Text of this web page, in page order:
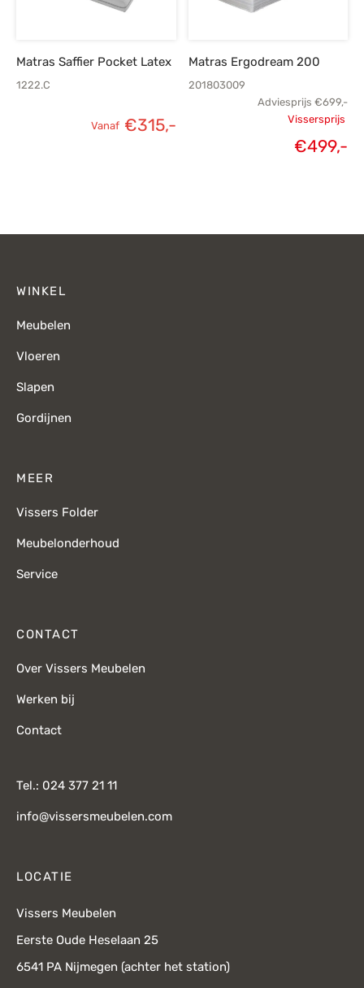
Matras Saffier Pocket Latex
1222.C
Vanaf €315,-
Matras Ergodream 200
201803009
Adviesprijs €699,-
Vissersprijs
€499,-
WINKEL
Meubelen
Vloeren
Slapen
Gordijnen
MEER
Vissers Folder
Meubelonderhoud
Service
CONTACT
Over Vissers Meubelen
Werken bij
Contact
Tel.: 024 377 21 11
info@vissersmeubelen.com
LOCATIE
Vissers Meubelen
Eerste Oude Heselaan 25
6541 PA Nijmegen (achter het station)